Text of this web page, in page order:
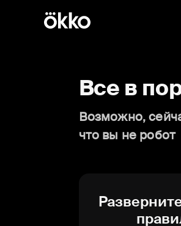
Все в
Возможно,
что вы не робот